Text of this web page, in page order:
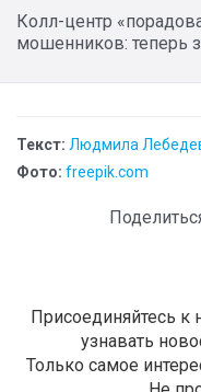
Колл-центр
мошенников: теперь
Текст: Людмила
Фото: freepik.com
Присоединяйтесь к
узнавать
Только самое